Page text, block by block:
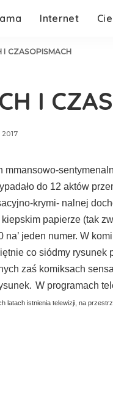
Internet
CZASOPISMACH
I
mmansowo-
do 12 aktów
krymi- nalnej
papierze (tak
na’ jeden numer. W
co siódmy ry­sunek
zaś komiksach
W programach
latach istnienia telewizji, na